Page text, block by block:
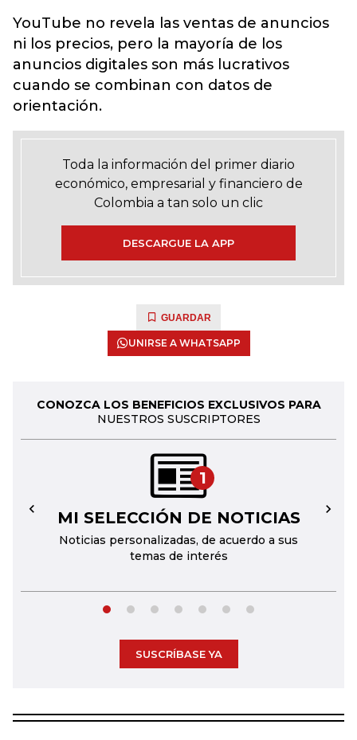
YouTube no revela las ventas de anuncios
ni los precios, pero la mayoría de los
anuncios digitales son más lucrativos
cuando se combinan con datos de
orientación.
Toda la información del primer diario
económico, empresarial y financiero de
Colombia a tan solo un clic
DESCARGUE LA APP
GUARDAR
UNIRSE A WHATSAPP
CONOZCA LOS BENEFICIOS EXCLUSIVOS PARA
NUESTROS SUSCRIPTORES
1
MI SELECCIÓN DE NOTICIAS
Noticias personalizadas, de acuerdo a sus
temas de interés
← →
SUSCRÍBASE YA